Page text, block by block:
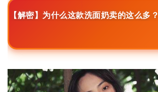
【解密】为什么这款洗面奶卖的这么多？